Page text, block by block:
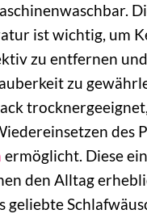
ist wichtig, um
zu entfernen
zu
des
ermöglicht. Diese
den Alltag
geliebte